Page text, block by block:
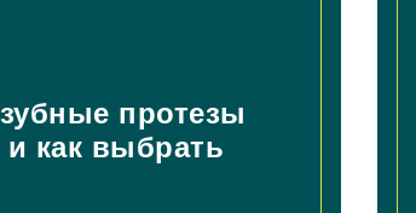
протезы
как выбрать